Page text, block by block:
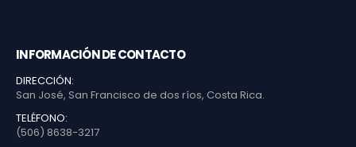
INFORMACIÓN DE CONTACTO
DIRECCIÓN:
San José, San Francisco de dos ríos, Costa Rica.
TELÉFONO:
(506) 8638-3217